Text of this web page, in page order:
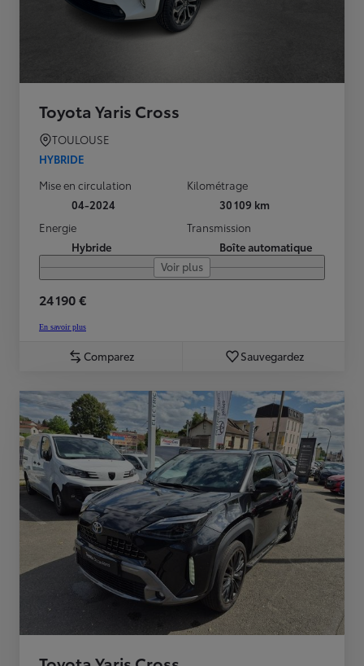
Toyota Yaris Cross
TOULOUSE
HYBRIDE
Mise en circulation
04-2024
Kilométrage
30 109 km
Energie
Hybride
Transmission
Boîte automatique
Voir plus
24 190 €
En savoir plus
Comparez Sauvegardez